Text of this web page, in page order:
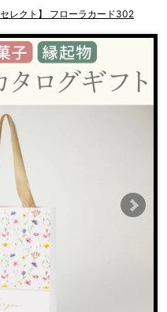
セレクト】 フローラカード302